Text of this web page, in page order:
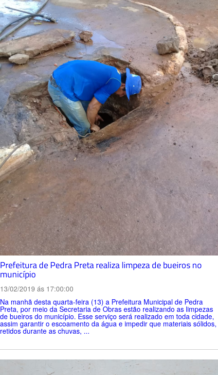
Prefeitura de Pedra Preta realiza limpeza de bueiros no
município
13/02/2019 ás 17:00:00
Na manhã desta quarta-feira (13) a Prefeitura Municipal de Pedra
Preta, por meio da Secretaria de Obras estão realizando as limpezas
de bueiros do município. Esse serviço será realizado em toda cidade,
assim garantir o escoamento da água e impedir que materiais sólidos,
retidos durante as chuvas, ...